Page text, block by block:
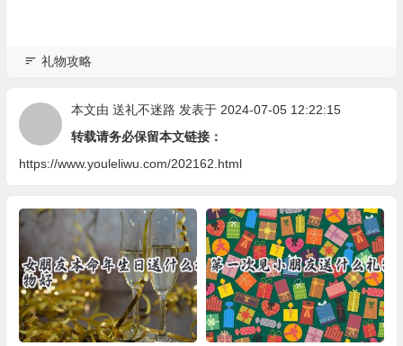
礼物攻略
本文由 送礼不迷路 发表于 2024-07-05 12:22:15
转载请务必保留本文链接：
https://www.youleliwu.com/202162.html